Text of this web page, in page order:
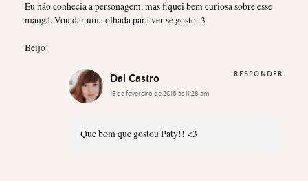
Eu não conhecia a personagem, mas fiquei bem curiosa sobre esse
mangá. Vou dar uma olhada para ver se gosto :3
Beijo!
Dai Castro
15 de fevereiro de 2016 às 11:28 am
Que bom que gostou Paty!! <3
RESPONDER